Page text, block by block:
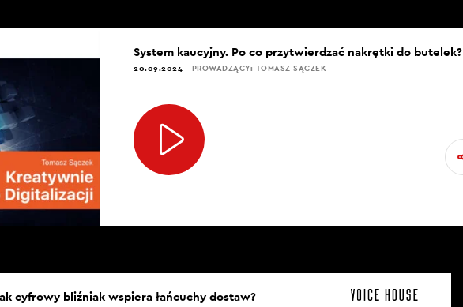
System kaucyjny. Po co przytwierdzać nakrętki do butelek?
20.09.2024 PROWADZĄCY: TOMASZ SĄCZEK
cyfrowy bliźniak wspiera łańcuchy dostaw?